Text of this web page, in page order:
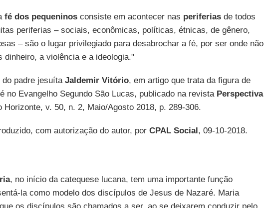
fé dos pequeninosconsiste em acontecer nas periferiasde todos
periferias – sociais, econômicas, políticas, étnicas, de gênero,
– são o lugar privilegiado para desabrochar a fé, por ser onde não
dinheiro, a violência e a ideologia."
padre jesuíta Jaldemir Vitório, em artigo que trata da figura de
no Evangelho Segundo São Lucas, publicado na revista Perspectiva
Horizonte, v. 50, n. 2, Maio/Agosto 2018, p. 289-306.
com autorização do autor, por CPAL Social, 09-10-2018.
, no início da catequese lucana, tem uma importante função
la como modelo dos discípulos de Jesus de Nazaré. Maria